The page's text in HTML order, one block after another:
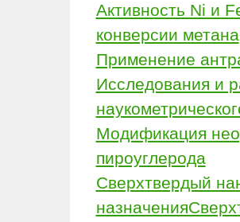
Активность Ni и
конверсии метана
Применение
Исследования и
Модификация
пироуглерода
Сверхтвердый